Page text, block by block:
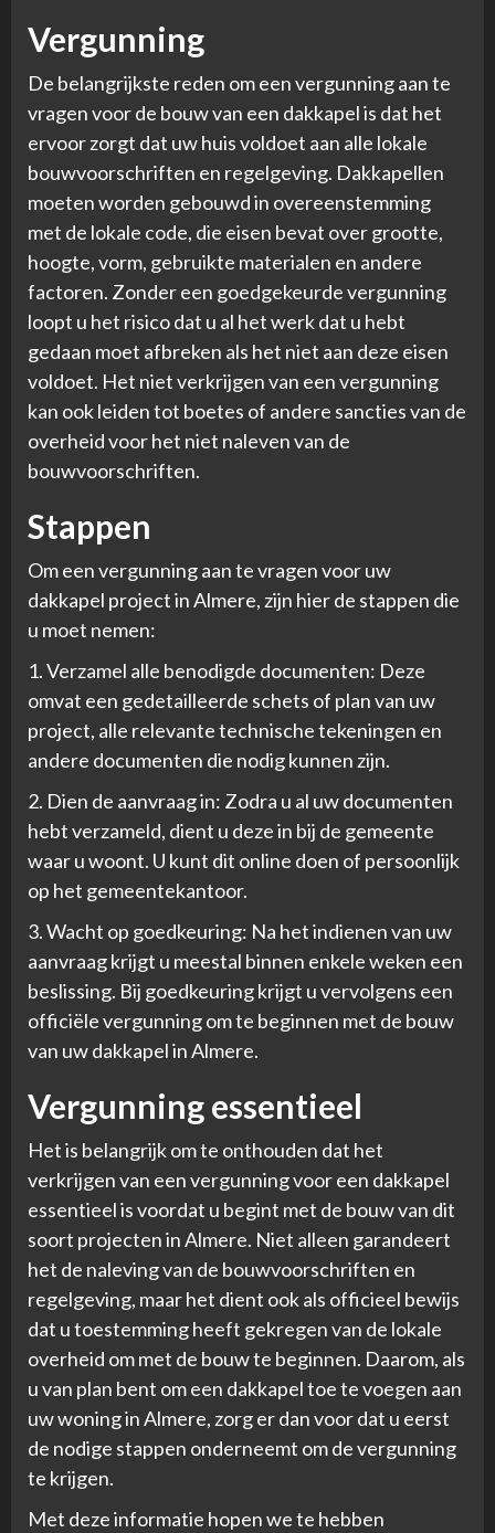
Vergunning
De belangrijkste reden om een vergunning aan te
vragen voor de bouw van een dakkapel is dat het
ervoor zorgt dat uw huis voldoet aan alle lokale
bouwvoorschriften en regelgeving. Dakkapellen
moeten worden gebouwd in overeenstemming
met de lokale code, die eisen bevat over grootte,
hoogte, vorm, gebruikte materialen en andere
factoren. Zonder een goedgekeurde vergunning
loopt u het risico dat u al het werk dat u hebt
gedaan moet afbreken als het niet aan deze eisen
voldoet. Het niet verkrijgen van een vergunning
kan ook leiden tot boetes of andere sancties van de
overheid voor het niet naleven van de
bouwvoorschriften.
Stappen
Om een vergunning aan te vragen voor uw
dakkapel project in Almere, zijn hier de stappen die
u moet nemen:
1. Verzamel alle benodigde documenten: Deze
omvat een gedetailleerde schets of plan van uw
project, alle relevante technische tekeningen en
andere documenten die nodig kunnen zijn.
2. Dien de aanvraag in: Zodra u al uw documenten
hebt verzameld, dient u deze in bij de gemeente
waar u woont. U kunt dit online doen of persoonlijk
op het gemeentekantoor.
3. Wacht op goedkeuring: Na het indienen van uw
aanvraag krijgt u meestal binnen enkele weken een
beslissing. Bij goedkeuring krijgt u vervolgens een
officiële vergunning om te beginnen met de bouw
van uw dakkapel in Almere.
Vergunning essentieel
Het is belangrijk om te onthouden dat het
verkrijgen van een vergunning voor een dakkapel
essentieel is voordat u begint met de bouw van dit
soort projecten in Almere. Niet alleen garandeert
het de naleving van de bouwvoorschriften en
regelgeving, maar het dient ook als officieel bewijs
dat u toestemming heeft gekregen van de lokale
overheid om met de bouw te beginnen. Daarom, als
u van plan bent om een dakkapel toe te voegen aan
uw woning in Almere, zorg er dan voor dat u eerst
de nodige stappen onderneemt om de vergunning
te krijgen.
Met deze informatie hopen we te hebben